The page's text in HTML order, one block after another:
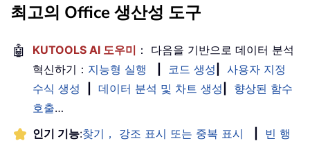
최고의 Office 생산성 도구
🤖 KUTOOLS AI 도우미 ： 다음을 기반으로 데이터 분석
혁신하기： 지능형 실행 코드 생성
사용자 지정
수식 생성
데이터 분석 및 차트 생성
향상된 함수
호출…
인기 기능:찾기， 강조 표시 또는 중복 표시
빈 행